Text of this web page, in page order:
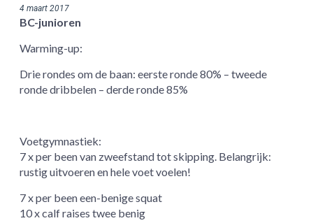
4 maart 2017
BC-junioren
Warming-up:
Drie rondes om de baan: eerste ronde 80% – tweede
ronde dribbelen – derde ronde 85%
Voetgymnastiek:
7 x per been van zweefstand tot skipping. Belangrijk:
rustig uitvoeren en hele voet voelen!
7 x per been een-benige squat
10 x calf raises twee benig